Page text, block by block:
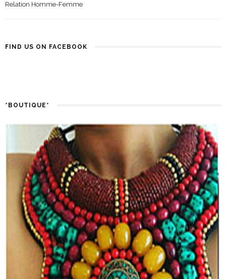
Relation Homme-Femme
FIND US ON FACEBOOK
*BOUTIQUE*